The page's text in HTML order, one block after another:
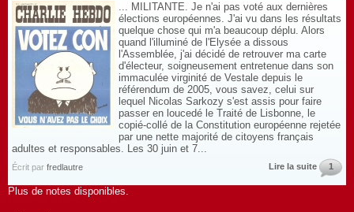
... MILITANTE. Je n'ai pas voté aux dernières
élections européennes. J'ai vu dans les résultats
quelque chose qui m'a beaucoup déplu. Alors
quand l'illuminé de l'Elysée a dissous
l'Assemblée, j'ai décidé de retrouver ma carte
d'électeur, soigneusement entretenue dans son
immaculée virginité de Vestale depuis le
référendum de 2005, vous savez, celui sur
lequel Nicolas Sarkozy s'est assis pour faire
passer en loucedé le Traité de Lisbonne, le
copié-collé de la Constitution européenne rejetée
par une nette majorité de citoyens français
adultes et responsables. Les 30 juin et 7...
Écrit par fredlautre Lire la suite 1
Plus de notes disponibles.